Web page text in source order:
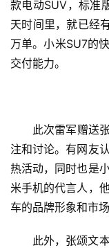
款电动SUV，标准
天时间里，就已经
万单。小米SU7的
交付能力。
此次雷军赠送
注和讨论。有网友
热活动，同时也是
米手机的代言人，
车的品牌形象和市场
此外，张颂文